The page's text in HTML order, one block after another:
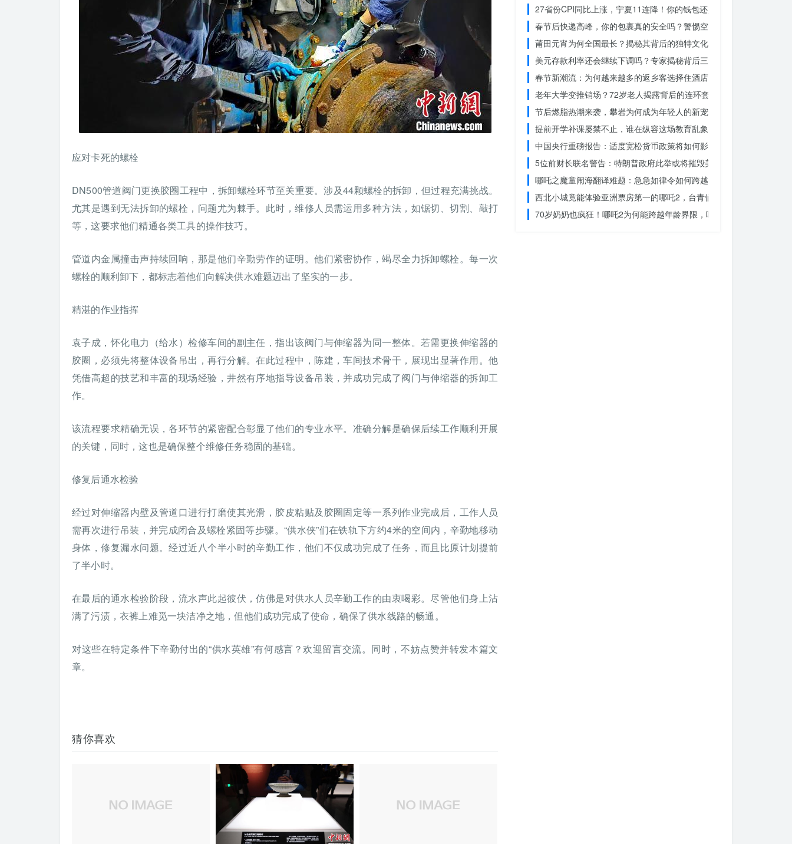
应对卡死的螺栓
DN500管道阀门更换胶圈工程中，拆卸螺栓环节至关重要。涉及44颗螺栓的拆卸，但过程充满挑战。
尤其是遇到无法拆卸的螺栓，问题尤为棘手。此时，维修人员需运用多种方法，如锯切、切割、敲打
等，这要求他们精通各类工具的操作技巧。
管道内金属撞击声持续回响，那是他们辛勤劳作的证明。他们紧密协作，竭尽全力拆卸螺栓。每一次
螺栓的顺利卸下，都标志着他们向解决供水难题迈出了坚实的一步。
精湛的作业指挥
袁子成，怀化电力（给水）检修车间的副主任，指出该阀门与伸缩器为同一整体。若需更换伸缩器的
胶圈，必须先将整体设备吊出，再行分解。在此过程中，陈建，车间技术骨干，展现出显著作用。他
凭借高超的技艺和丰富的现场经验，井然有序地指导设备吊装，并成功完成了阀门与伸缩器的拆卸工
作。
该流程要求精确无误，各环节的紧密配合彰显了他们的专业水平。准确分解是确保后续工作顺利开展
的关键，同时，这也是确保整个维修任务稳固的基础。
修复后通水检验
经过对伸缩器内壁及管道口进行打磨使其光滑，胶皮粘贴及胶圈固定等一系列作业完成后，工作人员
需再次进行吊装，并完成闭合及螺栓紧固等步骤。“供水侠”们在铁轨下方约4米的空间内，辛勤地移动
身体，修复漏水问题。经过近八个半小时的辛勤工作，他们不仅成功完成了任务，而且比原计划提前
了半小时。
在最后的通水检验阶段，流水声此起彼伏，仿佛是对供水人员辛勤工作的由衷喝彩。尽管他们身上沾
满了污渍，衣裤上难觅一块洁净之地，但他们成功完成了使命，确保了供水线路的畅通。
对这些在特定条件下辛勤付出的“供水英雄”有何感言？欢迎留言交流。同时，不妨点赞并转发本篇文
章。
猜你喜欢
27省份CPI同比上涨，宁夏11连降！你的钱包还好吗？
春节后快递高峰，你的包裹真的安全吗？警惕空包诈骗
莆田元宵为何全国最长？揭秘其背后的独特文化价值
美元存款利率还会继续下调吗？专家揭秘背后三大原因
春节新潮流：为何越来越多的返乡客选择住酒店而不是家里？
老年大学变推销场？72岁老人揭露背后的连环套
节后燃脂热潮来袭，攀岩为何成为年轻人的新宠？
提前开学补课屡禁不止，谁在纵容这场教育乱象？
中国央行重磅报告：适度宽松货币政策将如何影响你的消费？
5位前财长联名警告：特朗普政府此举或将摧毁美国信誉？
哪吒之魔童闹海翻译难题：急急如律令如何跨越文化鸿沟？
西北小城竟能体验亚洲票房第一的哪吒2，台青们为何如此惊叹？
70岁奶奶也疯狂！哪吒2为何能跨越年龄界限，吸引全民观影？